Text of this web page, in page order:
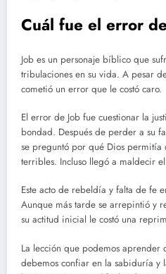
Cuál fue el error
Job es un personaje bíblico que
tribulaciones en su vida. A pesar
cometió un error que le costó caro.
El error de Job fue cuestionar la
bondad. Después de perder a su
se preguntó por qué Dios permitía
terribles. Incluso llegó a maldecir
Este acto de rebeldía y falta de fe
Aunque más tarde se arrepintió y
su actitud inicial le costó una
La lección que podemos aprender
debemos confiar en la sabiduría y